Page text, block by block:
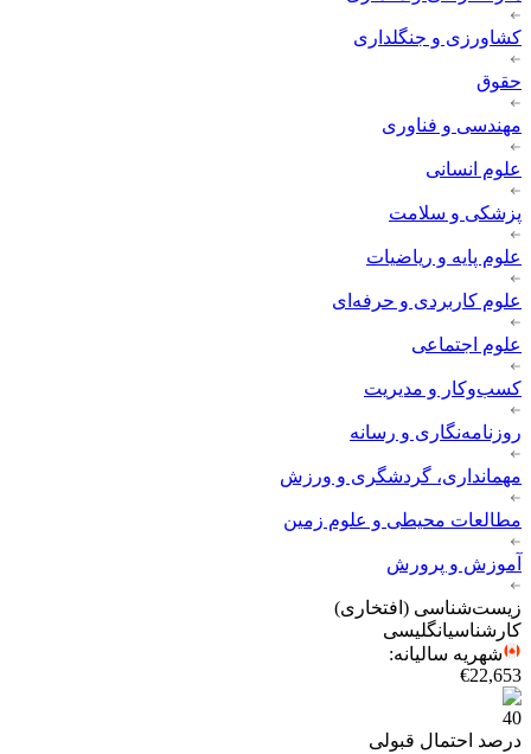
کشاورزی و جنگلداری
حقوق
مهندسی و فناوری
علوم انسانی
پزشکی و سلامت
علوم پایه و ریاضیات
علوم کاربردی و حرفه‌ای
علوم اجتماعی
کسب‌وکار و مدیریت
روزنامه‌نگاری و رسانه
مهمانداری، گردشگری و ورزش
مطالعات محیطی و علوم زمین
آموزش و پرورش
زیست‌شناسی (افتخاری)
کارشناسیانگلیسی
شهریه سالیانه:
€22,653
40
درصد احتمال قبولی